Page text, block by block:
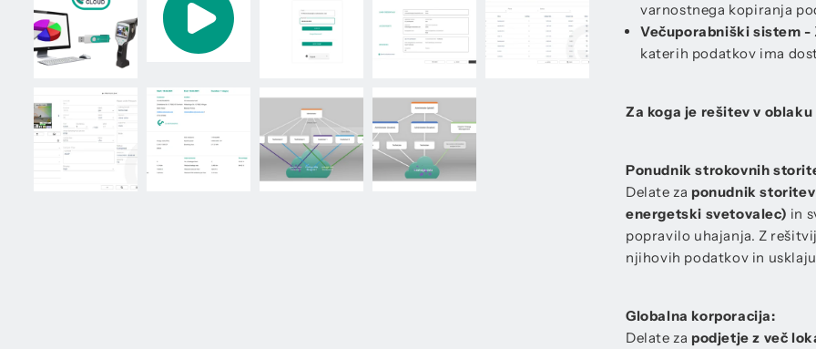
varnostnega kopiranja
Večuporabniški sistem -
katerih podatkov ima
Za koga je rešitev v
Ponudnik strokovnih
Delate za ponudnik
energetski svetovalec) in
popravilo uhajanja. Z
njihovih podatkov in
Globalna korporacija:
Delate za podjetje z več